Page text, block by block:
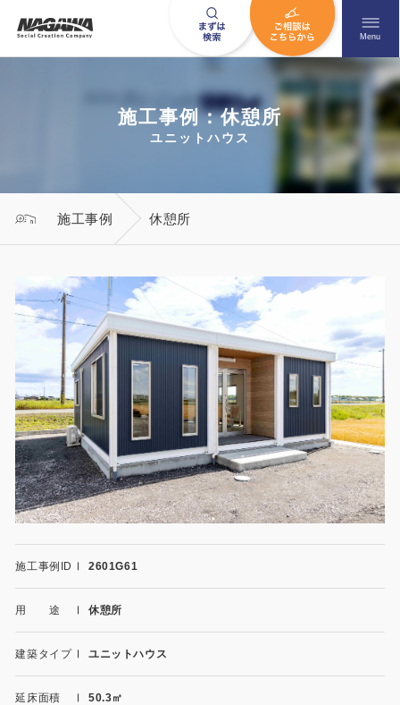
メニュ
Menu
お問い合わせはこちら
0120-09-9663
営業時間AM 9:00〜PM6:00
HOME
ニュース一覧
用途から探す
事務所・作業場
倉庫・工場
店舗
ガレージ・物置
勉強部屋・子供部屋
休憩室・喫煙室
ナガワについて知る
展示場を探す
施工事例
あなたにナガワがお薦めの理由
Webカタログ
施工事例：休憩所
ユニットハウス
施工事例 休憩所
施工事例ID 2601G61
用 途 休憩所
建築タイプ ユニットハウス
延床面積 50.3㎡